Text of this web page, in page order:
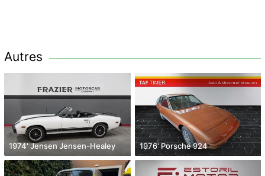
Autres
1974' Jensen Jensen-Healey 1976' Porsche 924